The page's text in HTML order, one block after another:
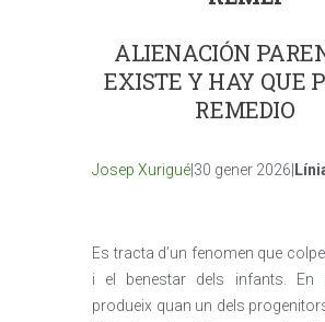
ALIENACIÓN
EXISTE Y HAY QUE
REMEDIO
Josep Xurigué |30 gener 2026|
Es tracta d’un fenomen que
i el benestar dels infants. En
produeix quan un dels